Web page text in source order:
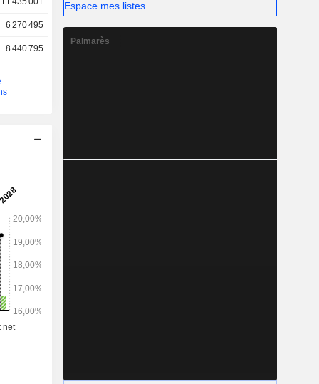
6 270 495
8 440 795
Espace mes listes
Palmarès